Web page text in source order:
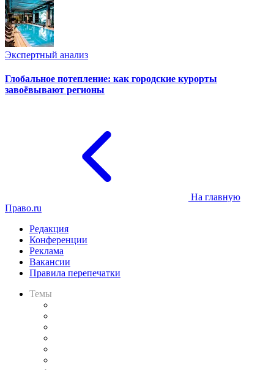
Экспертный анализ
Глобальное потепление: как городские курорты
завоёвывают регионы
На главную
Право.ru
Редакция
Конференции
Реклама
Вакансии
Правила перепечатки
Темы